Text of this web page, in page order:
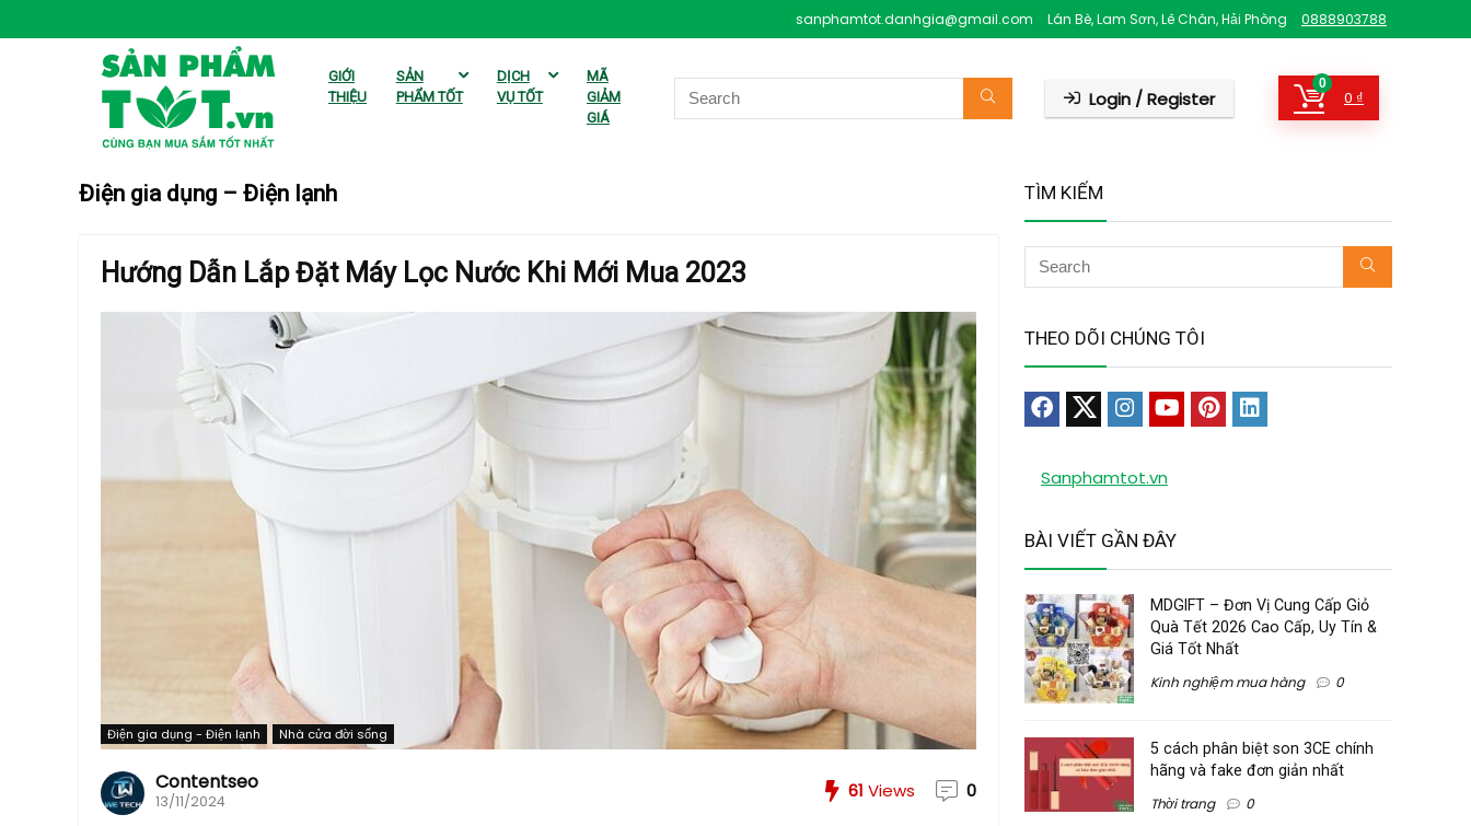
sanphamtot.danhgia@gmail.com Lán Bè, Lam Sơn, Lê Chân, Hải Phòng 0888903788
GIỚI
THIỆU
SẢN
PHẨM TỐT
DỊCH
VỤ TỐT
MÃ
GIẢM
GIÁ
Login / Register
0
0 ₫
Điện gia dụng – Điện lạnh
Hướng Dẫn Lắp Đặt Máy Lọc Nước Khi Mới Mua 2023
Điện gia dụng - Điện lạnh Nhà cửa đời sống
Contentseo
13/11/2024 61 Views 0
TÌM KIẾM
THEO DÕI CHÚNG TÔI
Sanphamtot.vn
BÀI VIẾT GẦN ĐÂY
MDGIFT – Đơn Vị Cung Cấp Giỏ
Quà Tết 2026 Cao Cấp, Uy Tín &
Giá Tốt Nhất
Kinh nghiệm mua hàng 0
5 cách phân biệt son 3CE chính
hãng và fake đơn giản nhất
Thời trang 0